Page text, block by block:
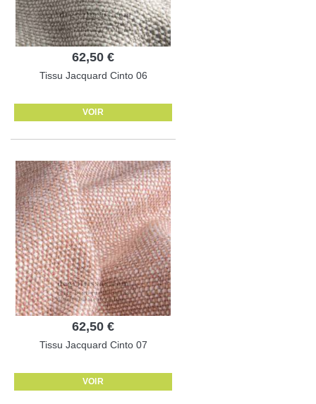
62,50 €
Tissu Jacquard Cinto 06
VOIR
62,50 €
Tissu Jacquard Cinto 07
VOIR